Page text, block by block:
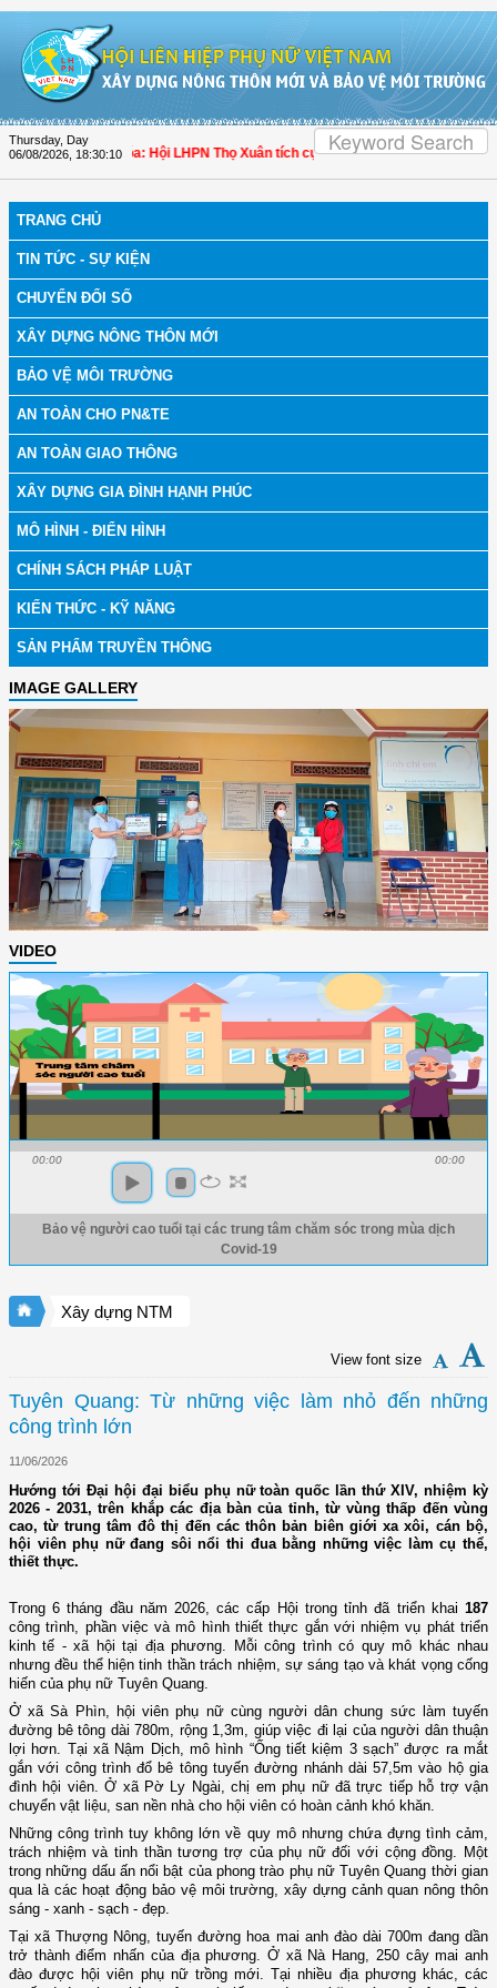
Thursday, Day
06/08/2026 18:30:11
bệnh | Thanh Hóa: Hội LHPN Thọ Xuân tích cực góp phần nâng cao tỷ lệ
TRANG CHỦ
TIN TỨC - SỰ KIỆN
CHUYỂN ĐỔI SỐ
XÂY DỰNG NÔNG THÔN MỚI
BẢO VỆ MÔI TRƯỜNG
AN TOÀN CHO PN&TE
AN TOÀN GIAO THÔNG
XÂY DỰNG GIA ĐÌNH HẠNH PHÚC
MÔ HÌNH - ĐIỂN HÌNH
CHÍNH SÁCH PHÁP LUẬT
KIẾN THỨC - KỸ NĂNG
SẢN PHẨM TRUYỀN THÔNG
IMAGE GALLERY
VIDEO
00:00 00:00
Bảo vệ người cao tuổi tại các trung tâm chăm sóc trong mùa dịch
Covid-19
Xây dựng NTM
View font size
Tuyên Quang: Từ những việc làm nhỏ đến những
công trình lớn
11/06/2026
Hướng tới Đại hội đại biểu phụ nữ toàn quốc lần thứ XIV, nhiệm kỳ
2026 - 2031, trên khắp các địa bàn của tỉnh, từ vùng thấp đến vùng
cao, từ trung tâm đô thị đến các thôn bản biên giới xa xôi, cán bộ,
hội viên phụ nữ đang sôi nổi thi đua bằng những việc làm cụ thể,
thiết thực.
Trong 6 tháng đầu năm 2026, các cấp Hội trong tỉnh đã triển khai 187
công trình, phần việc và mô hình thiết thực gắn với nhiệm vụ phát triển
kinh tế - xã hội tại địa phương. Mỗi công trình có quy mô khác nhau
nhưng đều thể hiện tinh thần trách nhiệm, sự sáng tạo và khát vọng cống
hiến của phụ nữ Tuyên Quang.
Ở xã Sà Phìn, hội viên phụ nữ cùng người dân chung sức làm tuyến
đường bê tông dài 780m, rộng 1,3m, giúp việc đi lại của người dân thuận
lợi hơn. Tại xã Nậm Dịch, mô hình “Ống tiết kiệm 3 sạch” được ra mắt
gắn với công trình đổ bê tông tuyến đường nhánh dài 57,5m vào hộ gia
đình hội viên. Ở xã Pờ Ly Ngài, chị em phụ nữ đã trực tiếp hỗ trợ vận
chuyển vật liệu, san nền nhà cho hội viên có hoàn cảnh khó khăn.
Những công trình tuy không lớn về quy mô nhưng chứa đựng tình cảm,
trách nhiệm và tinh thần tương trợ của phụ nữ đối với cộng đồng. Một
trong những dấu ấn nổi bật của phong trào phụ nữ Tuyên Quang thời gian
qua là các hoạt động bảo vệ môi trường, xây dựng cảnh quan nông thôn
sáng - xanh - sạch - đẹp.
Tại xã Thượng Nông, tuyến đường hoa mai anh đào dài 700m đang dần
trở thành điểm nhấn của địa phương. Ở xã Nà Hang, 250 cây mai anh
đào được hội viên phụ nữ trồng mới. Tại nhiều địa phương khác, các